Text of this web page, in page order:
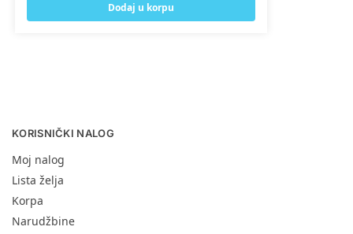
Dodaj u korpu
KORISNIČKI NALOG
Moj nalog
Lista želja
Korpa
Narudžbine